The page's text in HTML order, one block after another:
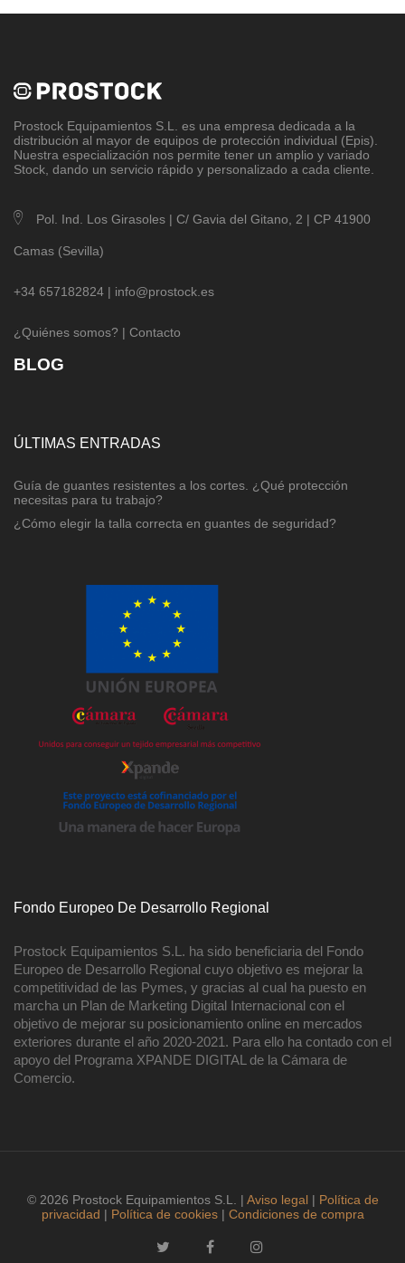
Prostock Equipamientos S.L
. es una empresa dedicada a la
distribución al mayor de equipos de protección individual (Epis).
Nuestra especialización nos permite tener un amplio y variado
Stock, dando un servicio rápido y personalizado a cada cliente.
Pol. Ind. Los Girasoles | C/ Gavia del Gitano, 2 | CP 41900
Camas (Sevilla)
+34 657182824 | info@prostock.es
¿Quiénes somos? | Contacto
BLOG
ÚLTIMAS ENTRADAS
Guía de guantes resistentes a los cortes. ¿Qué protección
necesitas para tu trabajo?
¿Cómo elegir la talla correcta en guantes de seguridad?
Fondo Europeo De Desarrollo Regional
Prostock Equipamientos S.L. ha sido beneficiaria del Fondo
Europeo de Desarrollo Regional cuyo objetivo es mejorar la
competitividad de las Pymes, y gracias al cual ha puesto en
marcha un Plan de Marketing Digital Internacional con el
objetivo de mejorar su posicionamiento online en mercados
exteriores durante el año 2020-2021. Para ello ha contado con el
apoyo del Programa XPANDE DIGITAL de la Cámara de
Comercio.
© 2026 Prostock Equipamientos S.L. | Aviso legal| Política de
privacidad | Política de cookies| Condiciones de compra